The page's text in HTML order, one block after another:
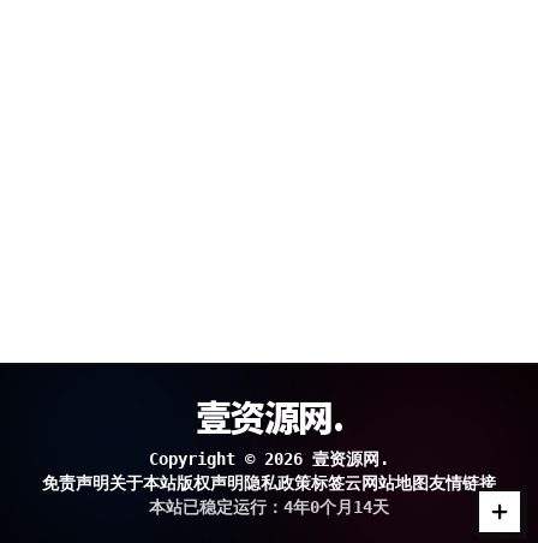
壹资源网.
Copyright © 2026 壹资源网.
免责声明关于本站版权声明 隐私政策标签云网站地图友情链接
本站已稳定运行：4年0个月14天